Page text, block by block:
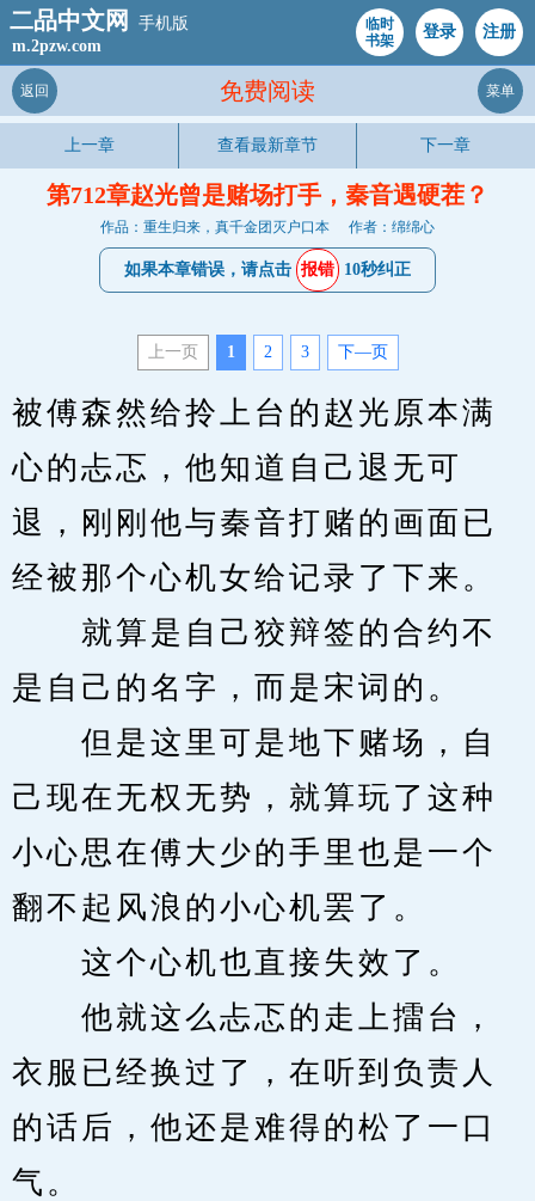
二品中文网
手机版
m.2pzw.com
临时
书架
登录 注册
免费阅读
返回 菜单
上一章 查看最新章节 下一章
第712章赵光曾是赌场打手，秦音遇硬茬？
作品：重生归来，真千金团灭户口本 作者：绵绵心
如果本章错误，请点击 报错 10秒纠正
上一页 1 2 3 下—页
被傅森然给拎上台的赵光原本满
心的忐忑，他知道自己退无可
退，刚刚他与秦音打赌的画面已
经被那个心机女给记录了下来。
就算是自己狡辩签的合约不
是自己的名字，而是宋词的。
但是这里可是地下赌场，自
己现在无权无势，就算玩了这种
小心思在傅大少的手里也是一个
翻不起风浪的小心机罢了。
这个心机也直接失效了。
他就这么忐忑的走上擂台，
衣服已经换过了，在听到负责人
的话后，他还是难得的松了一口
气。